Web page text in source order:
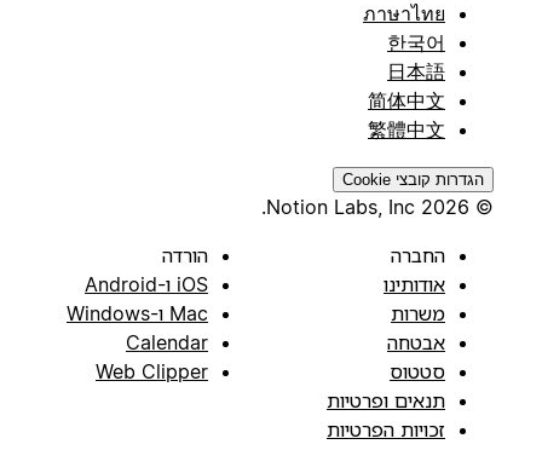
ภาษาไทย
한국어
日本語
简体中文
繁體中文
הגדרות קובצי Cookie
© 2026 Notion Labs, Inc.
החברה
אודותינו
משרות
אבטחה
סטטוס
תנאים ופרטיות
זכויות הפרטיות
הורדה
iOS ו-Android
Mac ו-Windows
Calendar
Web Clipper